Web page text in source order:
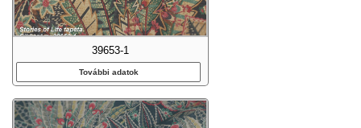
39653-1
További adatok